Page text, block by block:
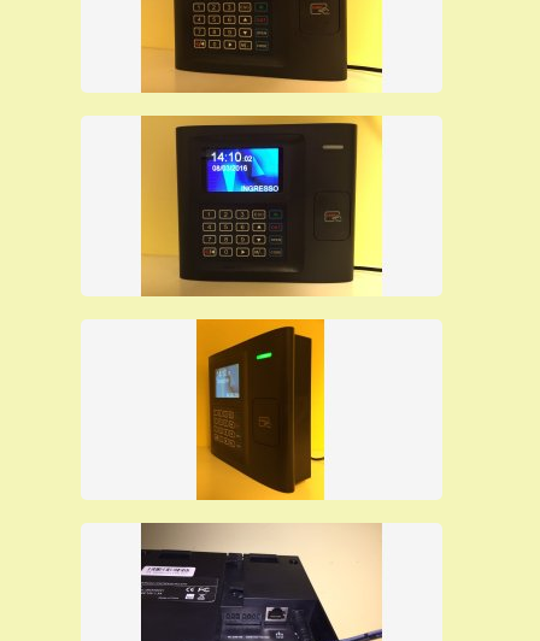
I nostri orologi marcatempo per lavoro con badge
sono molto affidabili e vengono offerti ad un
prezzo per rivenditori che è il più basso del
mercato, solo per questo mese; sono in pronta
consegna ad un prezzo particolarmente basso
perchè viene evitato il ricarico del prezzo che fa il
rivenditore al cliente finale.
E' possibile acquistare i nostri prodotti
direttamente da questo sito pagando con carta
di credito, Paypal o bonifico bancario e riceverai
con corriere espresso la merce che è sempre in
pronta consegna.
Orologio marcatempo per lavoro con badge
di qualità venduto ad un prezzo
promozionale, senza manutenzione
periodica, può durare anche più di 15 anni,
Per ulteriori informazioni su
questo terminale di rilevazione
presenze clicca suI link:
editorcms/file/SAODY-RFID-P_07-